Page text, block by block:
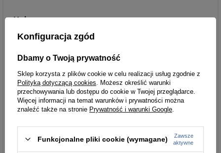
Kolor czarny
Płeć kobieta
Materiał skóra naturalna
Rodzaj DO RĘKI, NA RAMIĘ
Liczba komór 1
Rozmiar laptopa 15,6 cali
Parametry bezpieczeństwa
Konfiguracja zgód
Dbamy o Twoją prywatność
Sklep korzysta z plików cookie w celu realizacji usług zgodnie z
Polityką dotyczącą cookies . Możesz określić warunki
przechowywania lub dostępu do cookie w Twojej przeglądarce.
Więcej informacji na temat warunków i prywatności można
znaleźć także na stronie Prywatność i warunki Google
Funkcjonalne pliki cookie (wymagane)
Zawsze
aktywne